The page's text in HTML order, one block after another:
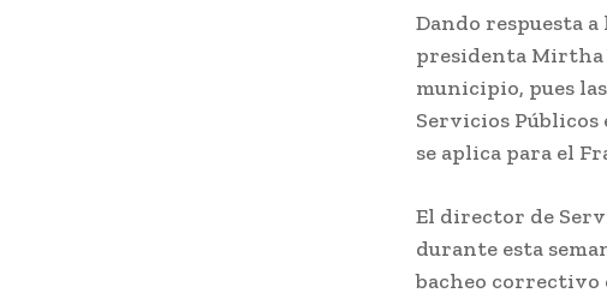
Dando respuesta
presidenta Mirtha
municipio, pues
Servicios Públicos
se aplica para el
El director de
durante esta
bacheo correctivo